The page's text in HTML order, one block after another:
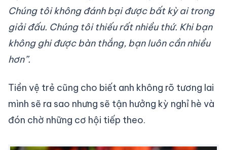
Chúng tôi không đánh bại được bất kỳ ai trong
giải đấu. Chúng tôi thiếu rất nhiều thứ. Khi bạn
không ghi được bàn thắng, bạn luôn cần nhiều
hơn”.
Tiền vệ trẻ cũng cho biết anh không rõ tương lai
mình sẽ ra sao nhưng sẽ tận hưởng kỳ nghỉ hè và
đón chờ những cơ hội tiếp theo.